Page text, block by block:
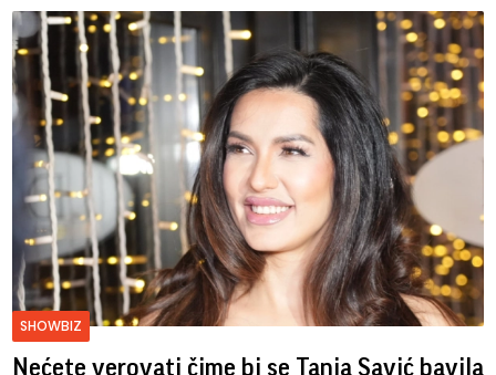
SHOWBIZ
Nećete verovati čime bi se Tanja Savić bavila